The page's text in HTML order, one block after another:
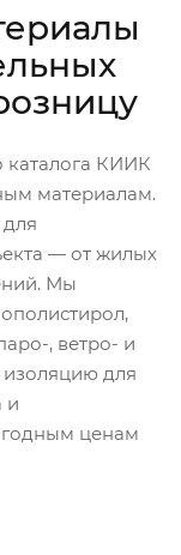
каталога КИИК
материалам.
— от жилых
Мы
, ветро- и
изоляцию для
и
ценам